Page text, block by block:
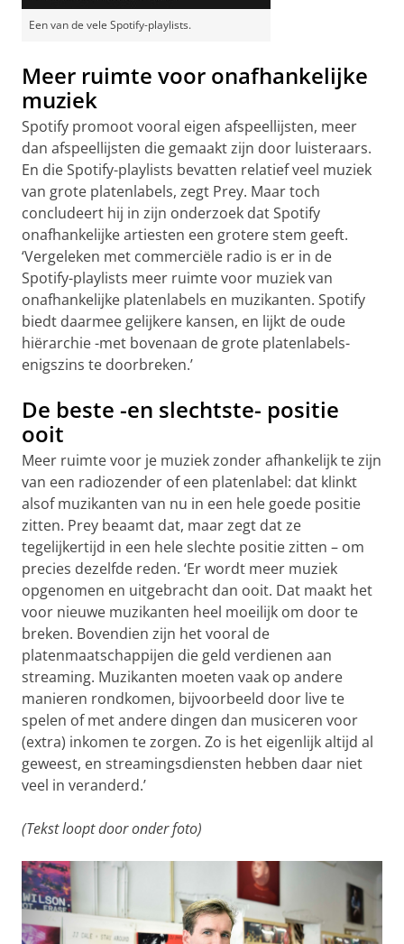
Een van de vele Spotify-playlists.
Meer ruimte voor onafhankelijke
muziek
Spotify promoot vooral eigen afspeellijsten, meer
dan afspeellijsten die gemaakt zijn door luisteraars.
En die Spotify-playlists bevatten relatief veel muziek
van grote platenlabels, zegt Prey. Maar toch
concludeert hij in zijn onderzoek dat Spotify
onafhankelijke artiesten een grotere stem geeft.
‘Vergeleken met commerciële radio is er in de
Spotify-playlists meer ruimte voor muziek van
onafhankelijke platenlabels en muzikanten. Spotify
biedt daarmee gelijkere kansen, en lijkt de oude
hiërarchie -met bovenaan de grote platenlabels-
enigszins te doorbreken.’
De beste -en slechtste- positie
ooit
Meer ruimte voor je muziek zonder afhankelijk te zijn
van een radiozender of een platenlabel: dat klinkt
alsof muzikanten van nu in een hele goede positie
zitten. Prey beaamt dat, maar zegt dat ze
tegelijkertijd in een hele slechte positie zitten – om
precies dezelfde reden. ‘Er wordt meer muziek
opgenomen en uitgebracht dan ooit. Dat maakt het
voor nieuwe muzikanten heel moeilijk om door te
breken. Bovendien zijn het vooral de
platenmaatschappijen die geld verdienen aan
streaming. Muzikanten moeten vaak op andere
manieren rondkomen, bijvoorbeeld door live te
spelen of met andere dingen dan musiceren voor
(extra) inkomen te zorgen. Zo is het eigenlijk altijd al
geweest, en streamingsdiensten hebben daar niet
veel in veranderd.’
(Tekst loopt door onder foto)